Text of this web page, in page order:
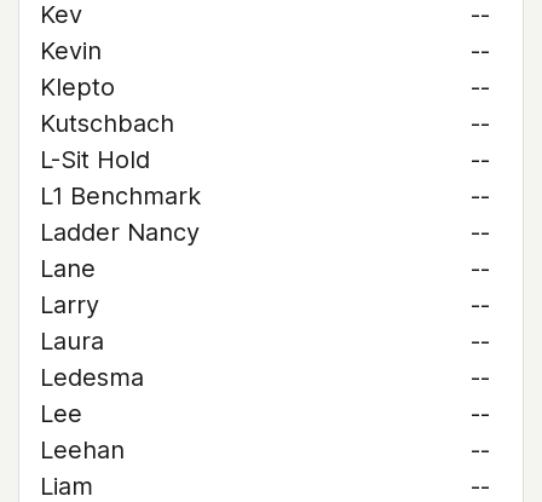
Kev
--
Kevin
--
Klepto
--
Kutschbach
--
L-Sit Hold
--
L1 Benchmark
--
Ladder Nancy
--
Lane
--
Larry
--
Laura
--
Ledesma
--
Lee
--
Leehan
--
Liam
--